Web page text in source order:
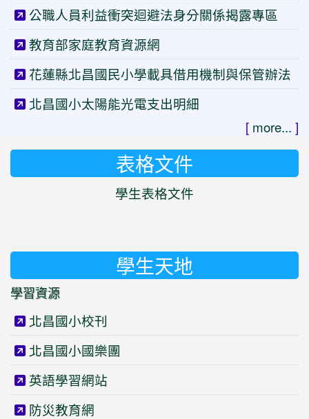
公職人員利益衝突迴避法身分關係揭露專區
教育部家庭教育資源網
花蓮縣北昌國民小學載具借用機制與保管辦法
北昌國小太陽能光電支出明細
[ more... ]
表格文件
學生表格文件
學生天地
學習資源
北昌國小校刊
北昌國小國樂團
英語學習網站
防災教育網